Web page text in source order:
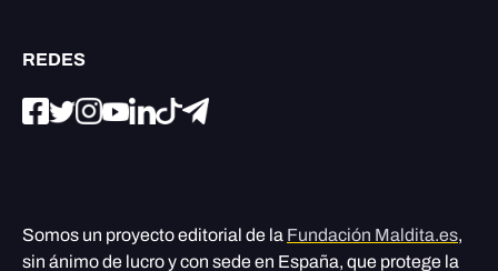
REDES
Somos un proyecto editorial de la Fundación Maldita.es,
sin ánimo de lucro y con sede en España, que protege la